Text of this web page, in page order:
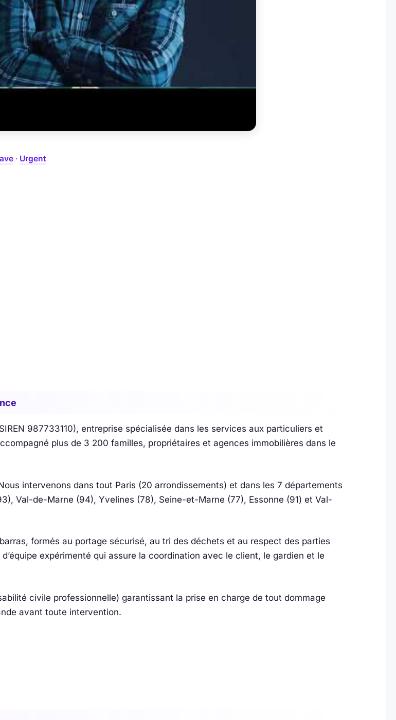
· Urgent
987733110), entreprise spécialisée dans les services aux particuliers et
plus de 3 200 familles, propriétaires et agences immobilières dans le
intervenons dans tout Paris (20 arrondissements) et dans les 7 départements
Val-de-Marne (94), Yvelines (78), Seine-et-Marne (77), Essonne (91) et Val-
formés au portage sécurisé, au tri des déchets et au respect des parties
expérimenté qui assure la coordination avec le client, le gardien et le
civile professionnelle) garantissant la prise en charge de tout dommage
avant toute intervention.